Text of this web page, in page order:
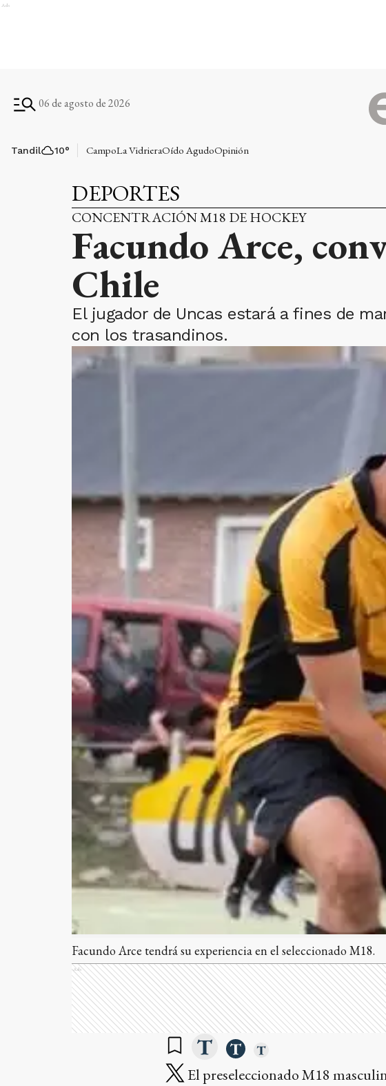
Ads
06 de agosto de 2026
Tandil 10° CampoLa VidrieraOído AgudoOpinión
DEPORTES
CONCENTRACIÓN M18 DE HOCKEY
Facundo Arce,
Chile
El jugador de Uncas estará a fines de
con los trasandinos.
Facundo Arce tendrá su experiencia en el seleccionado M18.
Ads
El preseleccionado M18